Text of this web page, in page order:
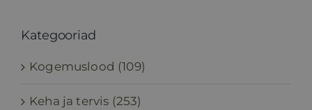
Kategooriad
Kogemuslood (109)
Keha ja tervis (253)